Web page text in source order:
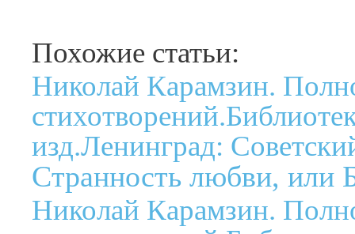
Похожие статьи:
Николай Карамзин.
изд.Ленинград:
Странность любви, или
Николай Карамзин.